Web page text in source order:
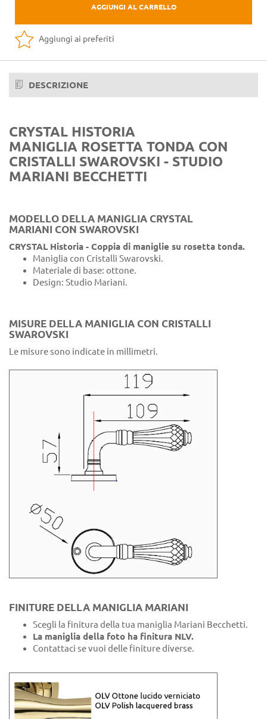
AGGIUNGI AL CARRELLO
Aggiungi ai preferiti
DESCRIZIONE
CRYSTAL HISTORIA
MANIGLIA ROSETTA TONDA CON
CRISTALLI SWAROVSKI - STUDIO
MARIANI BECCHETTI
MODELLO DELLA MANIGLIA CRYSTAL
MARIANI CON SWAROVSKI
CRYSTAL Historia - Coppia di maniglie su rosetta tonda.
Maniglia con Cristalli Swarovski.
Materiale di base: ottone.
Design: Studio Mariani.
MISURE DELLA MANIGLIA CON CRISTALLI
SWAROVSKI
Le misure sono indicate in millimetri.
FINITURE DELLA MANIGLIA MARIANI
Scegli la finitura della tua maniglia Mariani Becchetti.
La maniglia della foto ha finitura NLV.
Contattaci se vuoi delle finiture diverse.